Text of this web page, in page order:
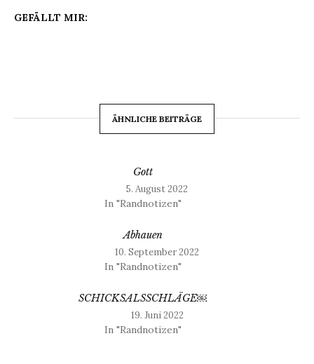
GEFÄLLT MIR:
ÄHNLICHE BEITRÄGE
Gott
5. August 2022
In "Randnotizen"
Abhauen
10. September 2022
In "Randnotizen"
SCHICKSALSSCHLÄGE￼
19. Juni 2022
In "Randnotizen"